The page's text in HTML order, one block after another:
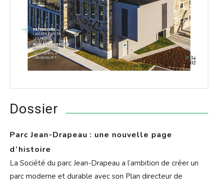
Dossier
Parc Jean-Drapeau : une nouvelle page
d’histoire
La Société du parc Jean-Drapeau a l’ambition de créer un
parc moderne et durable avec son Plan directeur de